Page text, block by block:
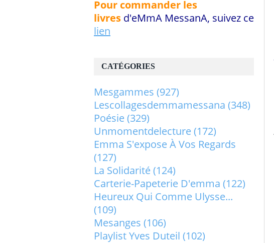
CATÉGORIES
Mesgammes (927)
Lescollagesdemmamessana (348)
Poésie(329)
Unmomentdelecture(172)
Emma S'expose À Vos Regards
(127)
La Solidarité(124)
Carterie-Papeterie D'emma (122)
Heureux Qui Comme Ulysse...
(109)
Mesanges (106)
Playlist Yves Duteil (102)
Pour commander les
livres d'eMmA MessanA, suivez ce
lien